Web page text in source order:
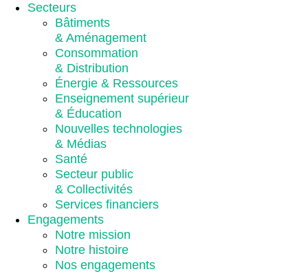
Secteurs
Bâtiments
& Aménagement
Consommation
& Distribution
Énergie & Ressources
Enseignement supérieur
& Éducation
Nouvelles technologies
& Médias
Santé
Secteur public
& Collectivités
Services financiers
Engagements
Notre mission
Notre histoire
Nos engagements